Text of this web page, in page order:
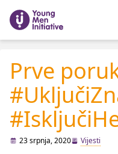
Prve
23 srpnja, 2020 Vijesti